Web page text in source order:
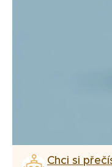
Chci si